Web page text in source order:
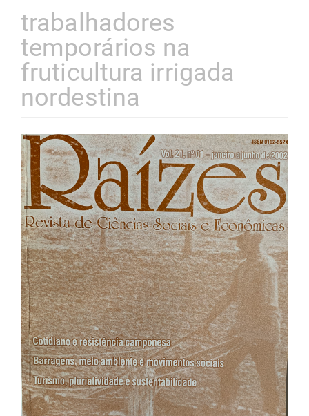
trabalhadores
temporários na
fruticultura irrigada
nordestina
Barra
lateral
de
artigos